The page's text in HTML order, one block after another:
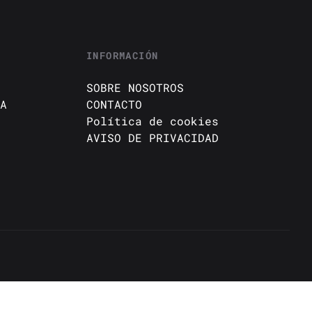
INFORMACIÓN
SOBRE NOSOTROS
CONTACTO
Política de cookies
AVISO DE PRIVACIDAD